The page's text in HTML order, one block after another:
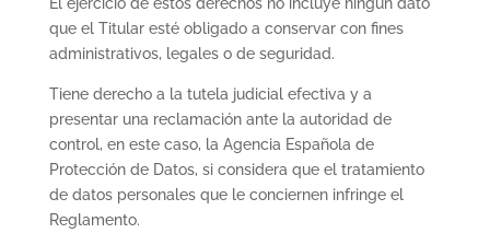
que el Titular esté obligado a conservar con fines
administrativos, legales o de seguridad.
Tiene derecho a la tutela judicial efectiva y a
presentar una reclamación ante la autoridad de
control, en este caso, la Agencia Española de
Protección de Datos, si considera que el tratamiento
de datos personales que le conciernen infringe el
Reglamento.